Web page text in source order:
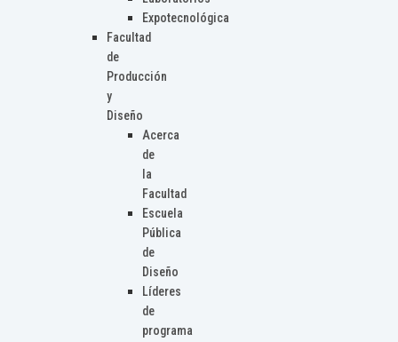
Expotecnológica
Facultad
de
Producción
y
Diseño
Acerca
de
la
Facultad
Escuela
Pública
de
Diseño
Líderes
de
programa